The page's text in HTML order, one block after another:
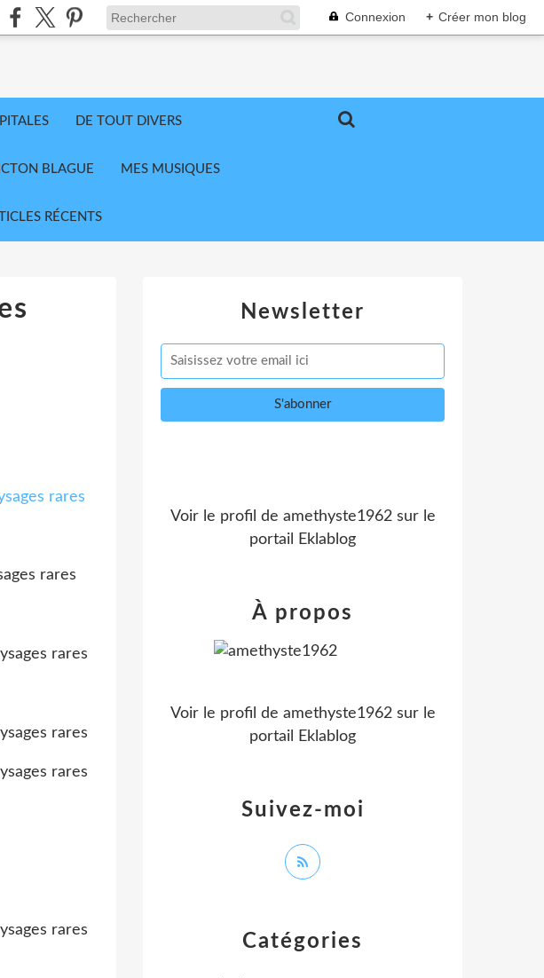
Connexion + Créer mon blog
DE TOUT DIVERS
BLAGUE MES MUSIQUES
RÉCENTS
Newsletter
Catégories
Voir le profil de amethyste1962sur le
portail Eklablog
Suivez-moi
À propos
Voir le profil de amethyste1962sur le
portail Eklablog